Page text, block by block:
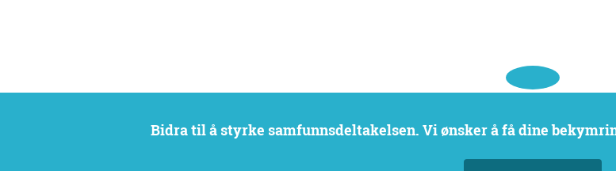
Bidra til å styrke samfunnsdeltakelsen. Vi ønsker å få dine